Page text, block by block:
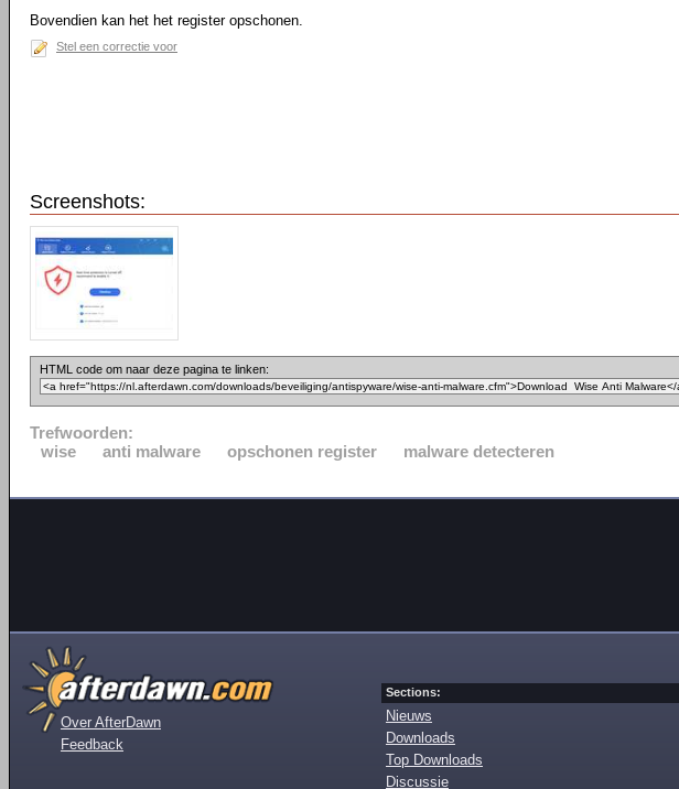
Bovendien kan het het register opschonen.
Stel een correctie voor
Screenshots:
HTML code om naar deze pagina te linken:
Trefwoorden:
wise
anti malware opschonen register malware detecteren
Over AfterDawn
Feedback
Sections:
Nieuws
Downloads
Top Downloads
Discussie